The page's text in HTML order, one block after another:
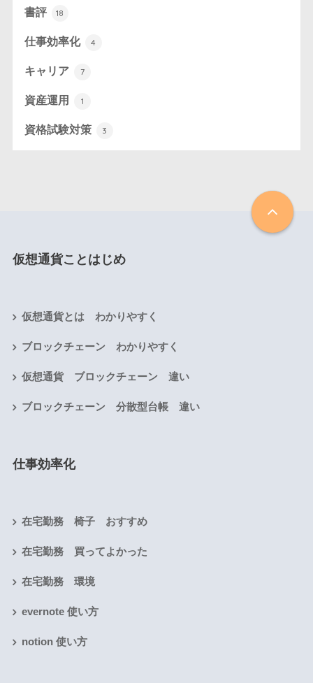
書評 18
仕事効率化 4
キャリア 7
資産運用 1
資格試験対策 3
仮想通貨ことはじめ
仮想通貨とは わかりやすく
ブロックチェーン わかりやすく
仮想通貨 ブロックチェーン 違い
ブロックチェーン 分散型台帳 違い
仕事効率化
在宅勤務 椅子 おすすめ
在宅勤務 買ってよかった
在宅勤務 環境
evernote 使い方
notion 使い方